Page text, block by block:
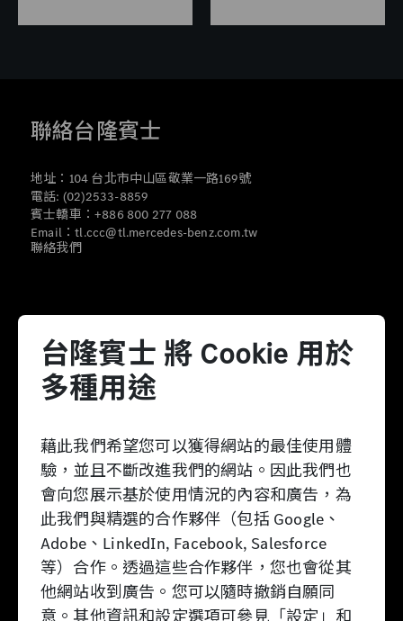
聯絡台隆賓士
地址：104 台北市中山區敬業一路169號
電話: (02)2533-8859
賓士轎車：+886 800 277 088
Email：tl.ccc@tl.mercedes-benz.com.tw
聯絡我們
營運據點
營業時間
週一：08:30 - 21:00
週二：08:30 - 21:00
週三：08:30 - 21:00
週四：08:30 - 21:00
週五：08:30 - 21:00
週六：09:30 - 21:00
台隆賓士 將 Cookie 用於
多種用途
藉此我們希望您可以獲得網站的最佳使用體
驗，並且不斷改進我們的網站。因此我們也
會向您展示基於使用情況的內容和廣告，為
此我們與精選的合作夥伴（包括 Google、
Adobe、LinkedIn, Facebook, Salesforce
等）合作。透過這些合作夥伴，您也會從其
他網站收到廣告。您可以隨時撤銷自願同
意。其他資訊和設定選項可參見「設定」和